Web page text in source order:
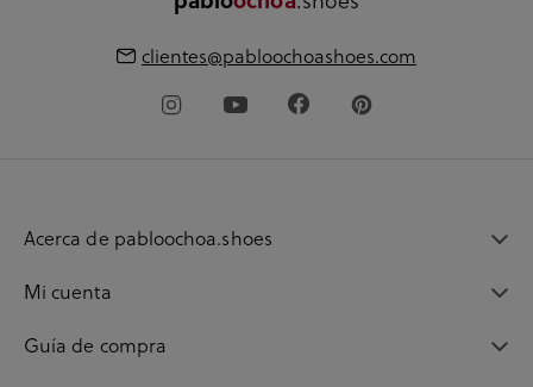
clientes@pabloochoashoes.com
Acerca de pabloochoa.shoes
Mi cuenta
Guía de compra